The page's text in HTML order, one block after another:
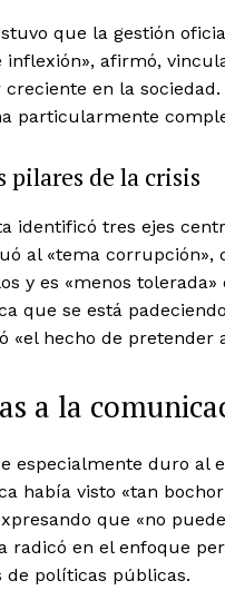
que la gestión
inflexión», afirmó,
creciente en la
particularmente
pilares de la crisis
identificó tres ejes
al «tema corrupción»,
y es «menos
que se está
«el hecho de
a la
especialmente duro al
había visto «tan
que «no
radicó en el enfoque
de políticas públicas.